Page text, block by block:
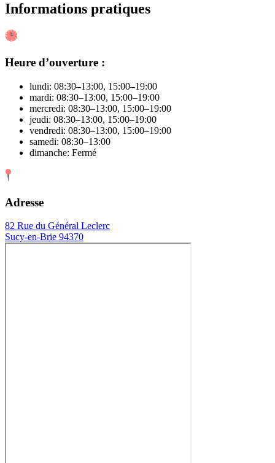
Informations pratiques
Heure d’ouverture :
lundi: 08:30–13:00, 15:00–19:00
mardi: 08:30–13:00, 15:00–19:00
mercredi: 08:30–13:00, 15:00–19:00
jeudi: 08:30–13:00, 15:00–19:00
vendredi: 08:30–13:00, 15:00–19:00
samedi: 08:30–13:00
dimanche: Fermé
Adresse
82 Rue du Général Leclerc
Sucy-en-Brie 94370